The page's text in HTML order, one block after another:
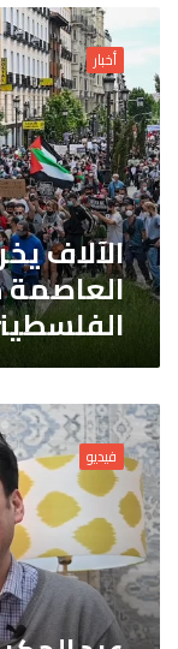
الآلاف
يخرجون
في
مظاهرة
وسط
العاصمة
مدريد
تضامناً
مع
الشعب
الفلسطيني
أخبار
الآلاف
عبد
الحكيم
شاب
أفغاني
يروي
قصة
تجارة
السجاد
فيديو